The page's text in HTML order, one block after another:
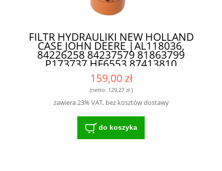
FILTR HYDRAULIKI NEW HOLLAND
CASE JOHN DEERE |AL118036,
84226258 84237579 81863799
P173737 HF6553 87413810
48142231| P164378 - WYSOKIEJ
KLASY FILTR DLA ROLNIKÓW I
MECHANIKÓW
159,00 zł
(netto: 129,27 zł)
zawiera 23% VAT, bez kosztów dostawy
do koszyka